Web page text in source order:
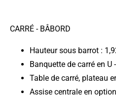
CARRÉ - BÂBORD
Hauteur sous barrot :
Banquette de carré en
Table de carré, plateau
Assise centrale en